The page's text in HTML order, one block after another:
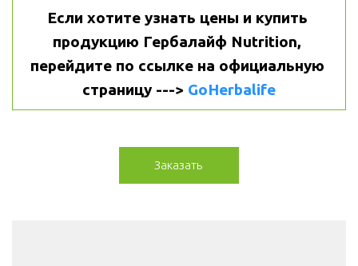
Если хотите узнать цены и купить
продукцию Гербалайф Nutrition,
перейдите по ссылке на официальную
страницу ---> GoHerbalife
Заказать